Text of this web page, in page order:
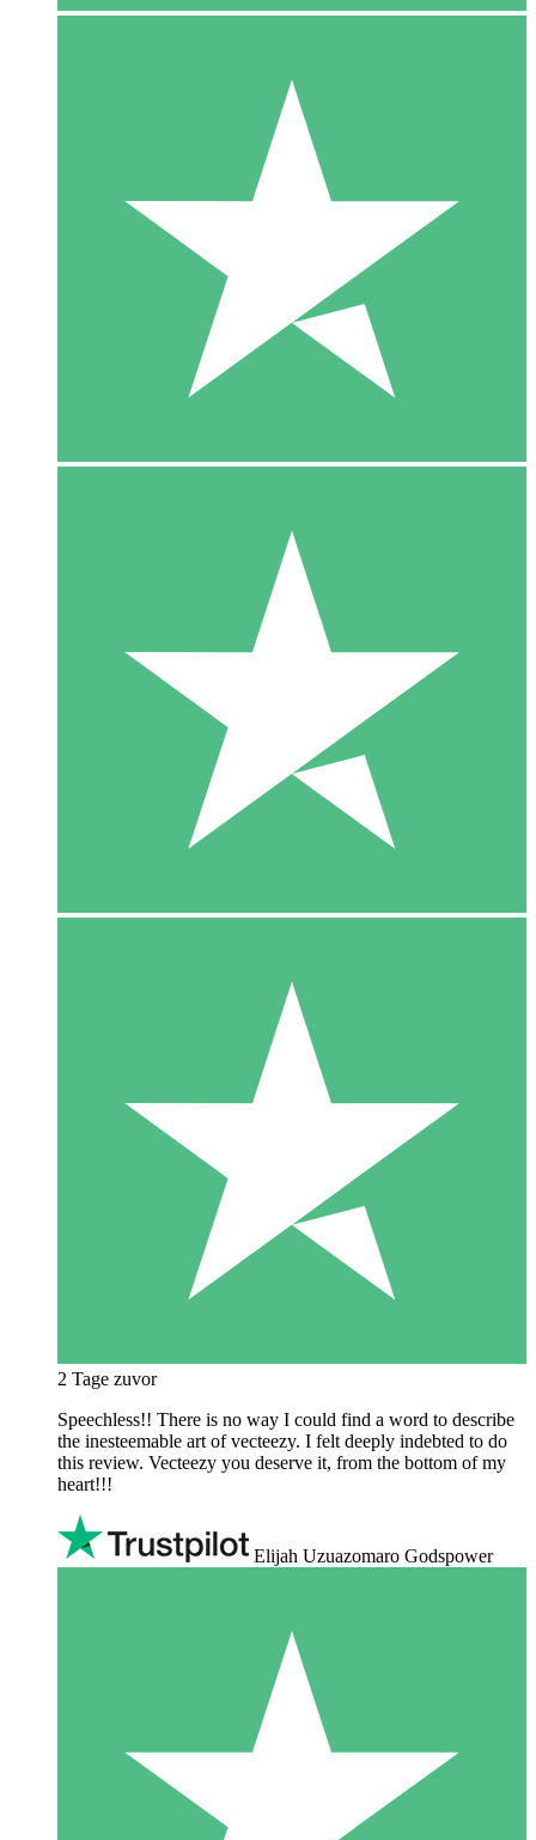
2 Tage zuvor
Speechless!! There is no way I could find a word to describe
the inesteemable art of vecteezy. I felt deeply indebted to do
this review. Vecteezy you deserve it, from the bottom of my
heart!!!
Elijah Uzuazomaro Godspower